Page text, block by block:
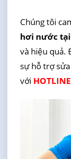
Chúng tôi
hơi nước tại
và hiệu quả.
sự hỗ trợ
với